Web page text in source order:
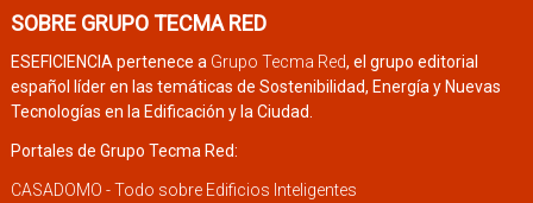
SOBRE GRUPO TECMA RED
ESEFICIENCIA pertenece a Grupo Tecma Red, el grupo editorial
español líder en las temáticas de Sostenibilidad, Energía y Nuevas
Tecnologías en la Edificación y la Ciudad.
Portales de Grupo Tecma Red:
CASADOMO - Todo sobre Edificios Inteligentes